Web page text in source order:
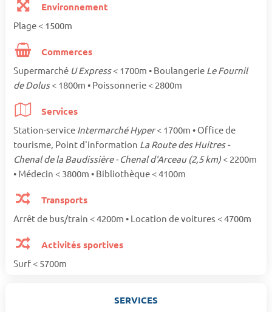
Environnement
Plage < 1500m
Commerces
Supermarché U Express< 1700m • Boulangerie Le Fournil
de Dolus< 1800m • Poissonnerie < 2800m
Services
Station-service Intermarché Hyper< 1700m • Office de
tourisme, Point d'information La Route des Huitres -
Chenal de la Baudissière - Chenal d'Arceau (2,5 km) < 2200m
• Médecin < 3800m • Bibliothèque < 4100m
Transports
Arrêt de bus/train < 4200m • Location de voitures < 4700m
Activités sportives
Surf < 5700m
SERVICES